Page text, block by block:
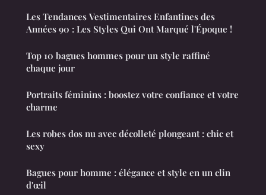
Les Tendances Vestimentaires Enfantines des
Années 90 : Les Styles Qui Ont Marqué l'Époque !
Top 10 bagues hommes pour un style raffiné
chaque jour
Portraits féminins : boostez votre confiance et votre
charme
Les robes dos nu avec décolleté plongeant : chic et
sexy
Bagues pour homme : élégance et style en un clin
d'œil